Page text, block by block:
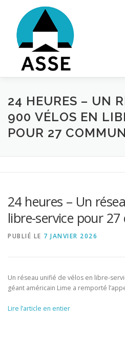
contenu
ÉLECTIONS 2026
LA POLITIQUE COMMUNALE
24 HEURES – UN
900 VÉLOS EN
POUR 27
24 heures – Un
libre-service pour
PUBLIÉ LE 7 JANVIER 2026
Un réseau unifié de vélos en libre-
géant américain Lime a remporté
Lire l’article en entier